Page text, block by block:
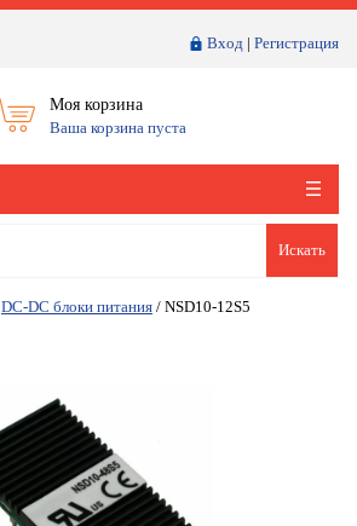
Вход | Регистрация
Моя корзина
Ваша корзина пуста
Искать
DC-DC блоки питания / NSD10-12S5